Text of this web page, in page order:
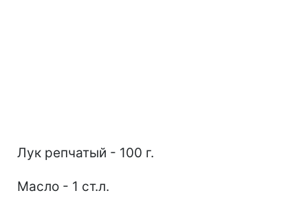
Лук репчатый - 100 г.
Масло - 1 ст.л.